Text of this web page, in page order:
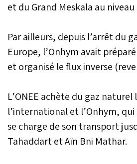
et du Grand Meskala au niveau
Par ailleurs, depuis l’arrêt du
Europe, l’Onhym avait
et organisé le flux inverse
L’ONEE achète du gaz naturel
l’international et l’Onhym,
se charge de son transport
Tahaddart et Aïn Bni Mathar.